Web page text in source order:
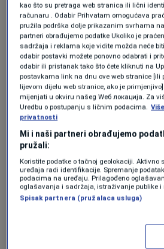
Kako navode italijanski
već dao zeleno svjetlo za
druge ponude ga u ovom
Očekuje se da Inter za
oko 30 miliona eura, uz
iznosa pripasti Juventusu
dogovora.
Razlog njegove odluke je
Inter će gotovo sigurno igrati
naredne sezone, a uz
značajnu minutažu i važnu
kao što su pretraga web stranica ili lični
računaru . Odabir Prihvatam omogućava
pružila podrška dolje prikazanim svrhama
partneri obrađujemo podatke Ukoliko je
sadržaja i reklama koje vidite možda neće
odabir postavki možete ponovno odabrati i
odabir ili pristanak tako što ćete kliknuti na
postavkama link na dnu ove web stranice [ili
lijevom dijelu web stranice, ako je
mijenjati u okviru našeg Wеб локација. Za
Uredbu o postupanju s ličnim podacima.
privatnosti
Mi i naši partneri obrađujemo
pružali:
Koristite podatke o tačnoj geolokaciji. Aktivno
uređaja radi identifikacije. Spremanje
podacima na uređaju. Prilagođeno
oglašavanja i sadržaja, istraživanje publike i
Spisak partnera (pružalaca usluga)